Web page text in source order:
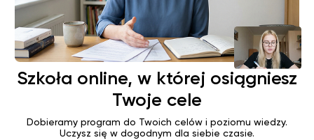
Szkoła online, w której osiągniesz
Twoje cele
Dobieramy program do Twoich celów i poziomu wiedzy.
Uczysz się w dogodnym dla siebie czasie.